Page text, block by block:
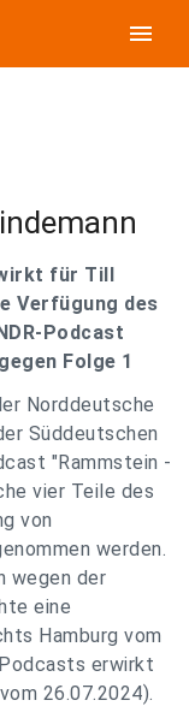
menu
für Till
Verfügung des
Podcast
Folge 1
Norddeutsche
Süddeutschen
"Rammstein -
vier Teile des
von
werden.
wegen der
eine
Hamburg vom
erwirkt
26.07.2024).